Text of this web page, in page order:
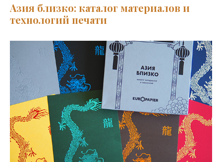
Азия близко: каталог материалов и
технологий печати